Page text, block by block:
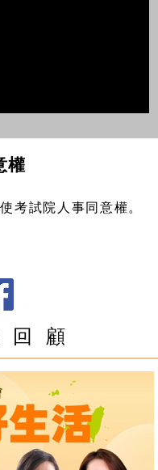
權
考試院人事同意權。
回 顧